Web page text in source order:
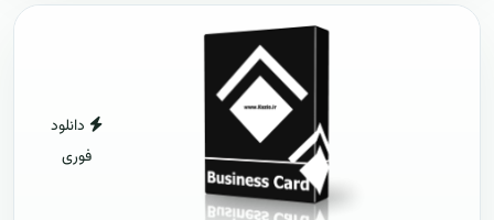
دانلود
فوری